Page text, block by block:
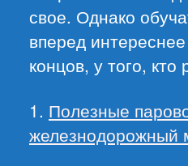
свое. Однако
вперед
концов, у того,
1. Полезные
железнодорожный